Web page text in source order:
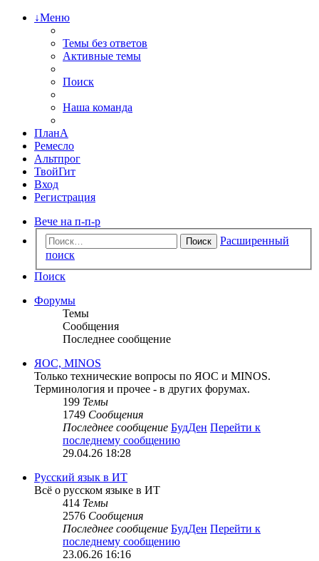
↓Меню
Темы без ответов
Активные темы
Поиск
Наша команда
ПланА
Ремесло
Альтпрог
ТвойГит
Вход
Регистрация
Вече на п-п-р
Поиск
Расширенный
поиск
Поиск
Форумы
Темы
Сообщения
Последнее сообщение
ЯОС, MINOS
Только технические вопросы по ЯОС и MINOS.
Терминология и прочее - в других форумах.
199 Темы
1749 Сообщения
Последнее сообщение БудДен Перейти к
последнему сообщению
29.04.26 18:28
Русский язык в ИТ
Всё о русском языке в ИТ
414 Темы
2576 Сообщения
Последнее сообщение БудДен Перейти к
последнему сообщению
23.06.26 16:16